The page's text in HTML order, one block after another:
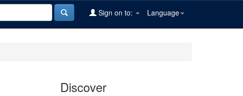
Language
Sign on to:
Discover